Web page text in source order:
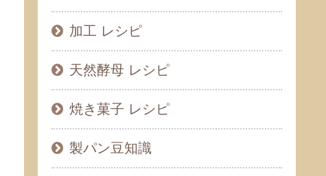
加工 レシピ
天然酵母 レシピ
焼き菓子 レシピ
製パン豆知識